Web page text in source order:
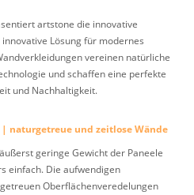
artstone die innovative
Lösung für modernes
vereinen natürliche
und schaffen eine perfekte
und Nachhaltigkeit.
naturgetreue und zeitlose Wände
geringe Gewicht der Paneele
einfach. Die aufwendigen
Oberflächenveredelungen